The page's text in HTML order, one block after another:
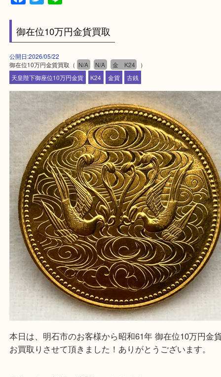
・貴金属などのお品物の他にも絵画や骨董品・家電
広く鑑定が可能！
・店舗販売していないのでいつでも安定した高相場
可能！
買取大吉明石大久保店に来てよかったと思ってい
う一点一点、丁寧に査定させていただきます！
Facebook
Twitter
Line
御在位10万円金貨買取
公開日:2026/05/22
御在位10万円金貨買取（ N/A N/A 金 K24 ）
天皇陛下御座位10万円金貨
K24 金貨 古銭